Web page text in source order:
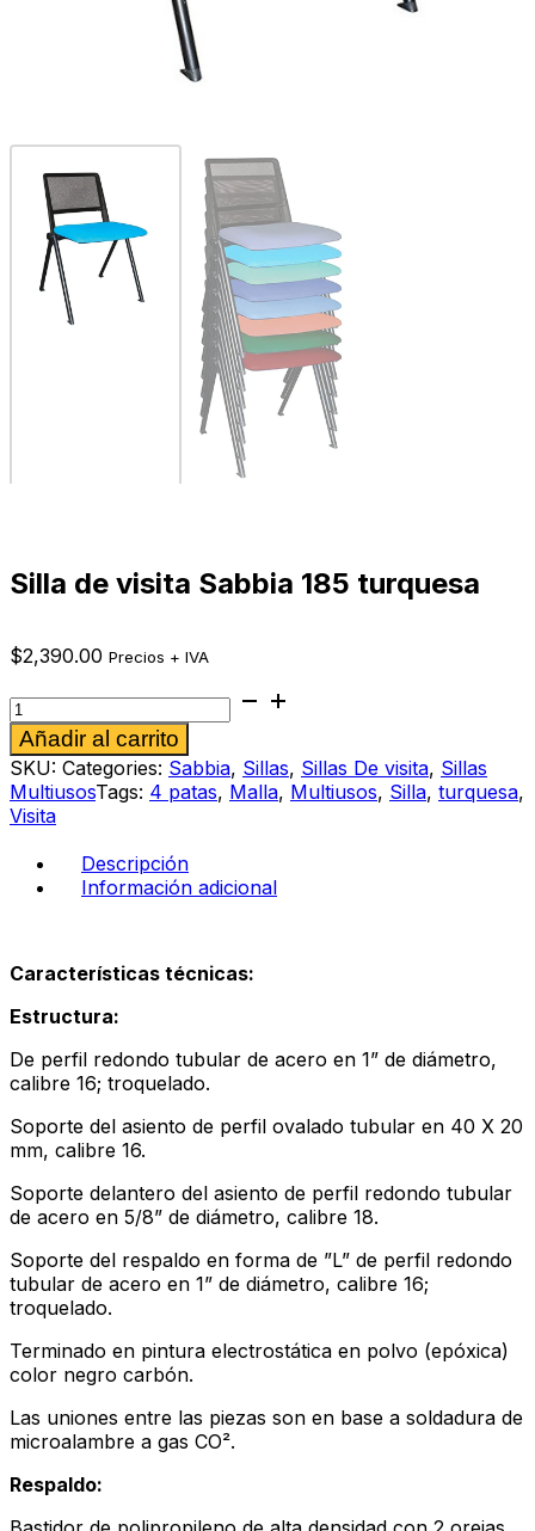
Silla de visita Sabbia 185 turquesa
$2,390.00 Precios + IVA
Silla
de
visita
Sabbia
185
turquesa
cantidad
Añadir al carrito
SKU: Categories: Sabbia, Sillas, Sillas De visita, Sillas
MultiusosTags: 4 patas, Malla, Multiusos, Silla, turquesa,
Visita
Descripción
Información adicional
Características técnicas:
Estructura:
De perfil redondo tubular de acero en 1” de diámetro,
calibre 16; troquelado.
Soporte del asiento de perfil ovalado tubular en 40 X 20
mm, calibre 16.
Soporte delantero del asiento de perfil redondo tubular
de acero en 5/8” de diámetro, calibre 18.
Soporte del respaldo en forma de ”L” de perfil redondo
tubular de acero en 1” de diámetro, calibre 16;
troquelado.
Terminado en pintura electrostática en polvo (epóxica)
color negro carbón.
Las uniones entre las piezas son en base a soldadura de
microalambre a gas CO².
Respaldo: